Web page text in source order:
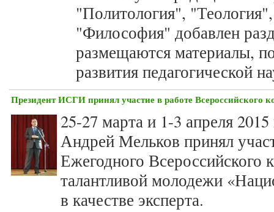
"Политология",
"Философия" добавлен
размещаются материалы,
развития педагогической
Президент ИСГИ принял участие в работе Всероссийского
25-27 марта и 1-3 апреля
Андрей Мельков принял
Ежегодного Всероссийского
талантливой молодежи
в качестве эксперта.